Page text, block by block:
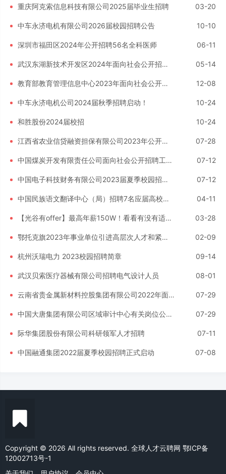
03-20
重庆阿克索信息科技有限公司2025届毕业生招聘
10-10
中车永济电机有限公司2026届校园招聘公告
06-11
深圳市福田区2024年公开招聘56名全科医师
05-14
武汉东湖新技术开发区2024年面向社会公开招聘中小学教师和工作人员公告
12-08
教育部教育管理信息中心2023年面向社会公开招聘工作人员公告（非事业编制）
10-24
中车永济电机公司2024届秋季招聘启动！
10-24
和胜股份2024届校招
07-28
江西省农业信贷融资担保有限公司2023年公开招聘工作人员公告
07-12
中国煤炭开发有限责任公司面向社会公开招聘工作人员公告
07-12
中国电子科技财务有限公司2023届夏季校园招聘公告
04-11
中国民族语文翻译中心（局）招聘7名应届高校毕业生
03-28
【光谷有offer】最高年薪150W！看看有没有适合你的岗位
02-09
鄂托克旗2023年事业单位引进高层次人才和紧缺急需人才公告
09-14
杭州沃瑞电力 2023校园招聘简章
08-01
武汉贝索医疗器械有限公司招聘电气设计人员
07-29
云南省贵金属新材料控股集团有限公司2022年面向高校毕业生专项招聘公告
07-29
中国大唐集团有限公司区域审计中心有关岗位公开招聘公告
07-11
际华集团股份有限公司科研领军人才招聘
07-08
中国融通集团2022届夏季校园招聘正式启动
Copyright © 2026 All rights reserved. 全球人才云聘网 鄂ICP备
12002713号-1